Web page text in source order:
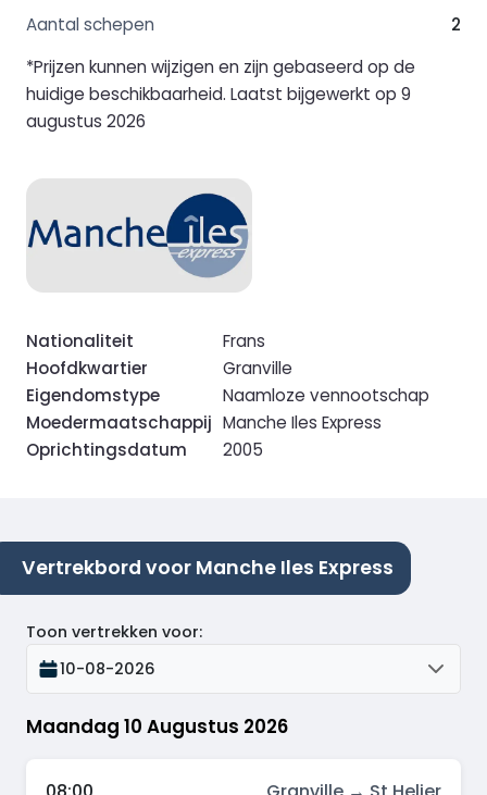
Aantal schepen
2
*Prijzen kunnen wijzigen en zijn gebaseerd op de
huidige beschikbaarheid. Laatst bijgewerkt op 9
augustus 2026
Nationaliteit
Frans
Hoofdkwartier
Granville
Eigendomstype
Naamloze vennootschap
Moedermaatschappij Manche Iles Express
Oprichtingsdatum
2005
Vertrekbord voor Manche Iles Express
Maandag 10 Augustus 2026
Toon vertrekken voor:
10-08-2026